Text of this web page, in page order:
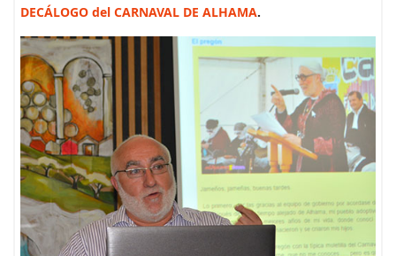
DECÁLOGO del CARNAVAL DE ALHAMA.